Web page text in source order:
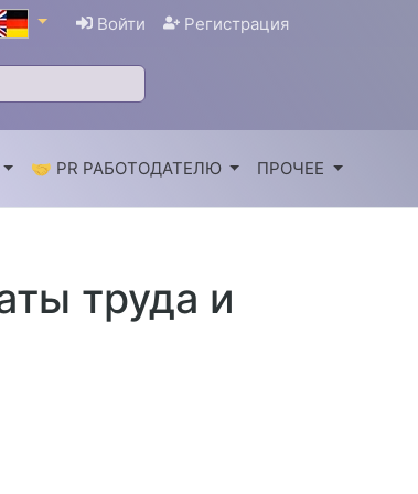
Войти Регистрация
🤝 PR РАБОТОДАТЕЛЮ ПРОЧЕЕ
труда и